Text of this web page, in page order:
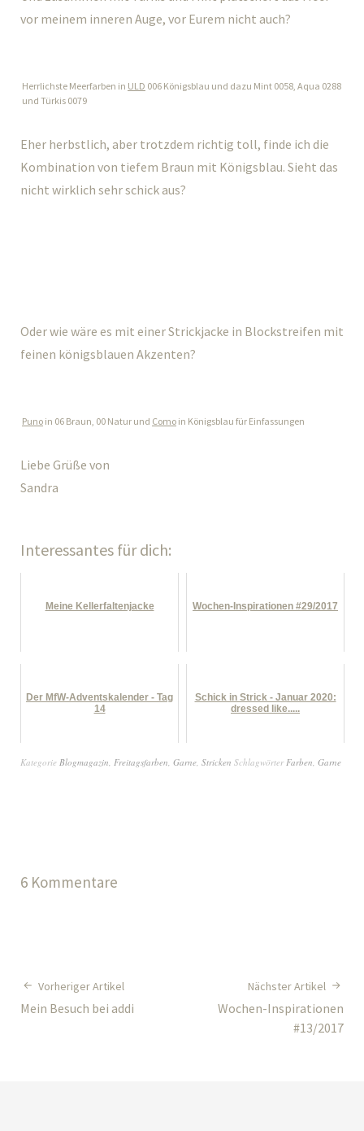
vor meinem inneren Auge, vor Eurem nicht auch?
Herrlichste Meerfarben in ULD 006 Königsblau und dazu Mint 0058, Aqua 0288
und Türkis 0079
Eher herbstlich, aber trotzdem richtig toll, finde ich die
Kombination von tiefem Braun mit Königsblau. Sieht das
nicht wirklich sehr schick aus?
Oder wie wäre es mit einer Strickjacke in Blockstreifen mit
feinen königsblauen Akzenten?
Puno in 06 Braun, 00 Natur und Como in Königsblau für Einfassungen
Liebe Grüße von
Sandra
Interessantes für dich:
Meine Kellerfaltenjacke Wochen-Inspirationen #29/2017
Der MfW-Adventskalender - Tag
14
Schick in Strick - Januar 2020:
dressed like.....
Kategorie Blogmagazin, Freitagsfarben, Garne, Stricken SchlagwörterFarben, Garne
6 Kommentare
Vorheriger Artikel
Mein Besuch bei addi
Nächster Artikel
Wochen-Inspirationen
#13/2017